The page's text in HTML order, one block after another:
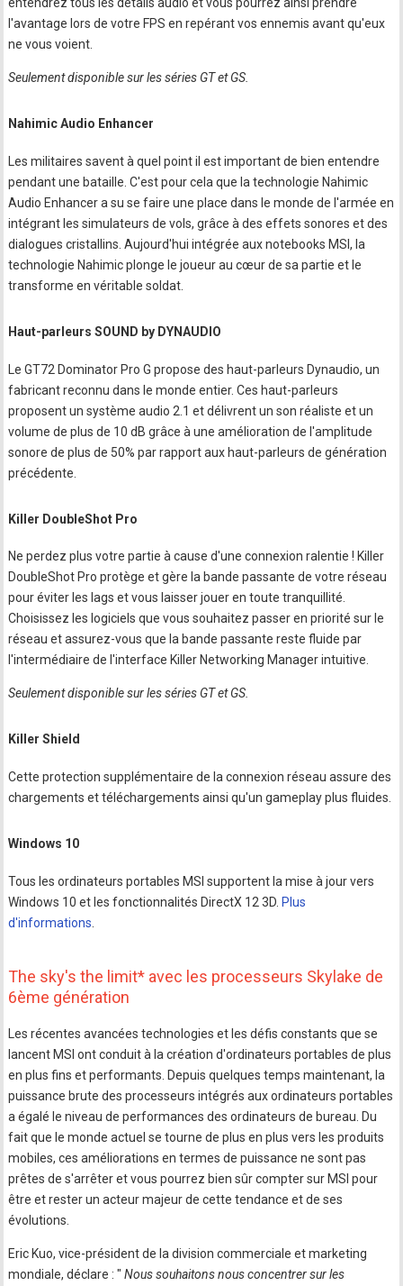
entendrez tous les détails audio et vous pourrez ainsi prendre
l'avantage lors de votre FPS en repérant vos ennemis avant qu'eux
ne vous voient.
Seulement disponible sur les séries GT et GS.
Nahimic Audio Enhancer
Les militaires savent à quel point il est important de bien entendre
pendant une bataille. C'est pour cela que la technologie Nahimic
Audio Enhancer a su se faire une place dans le monde de l'armée en
intégrant les simulateurs de vols, grâce à des effets sonores et des
dialogues cristallins. Aujourd'hui intégrée aux notebooks MSI, la
technologie Nahimic plonge le joueur au cœur de sa partie et le
transforme en véritable soldat.
Haut-parleurs SOUND by DYNAUDIO
Le GT72 Dominator Pro G propose des haut-parleurs Dynaudio, un
fabricant reconnu dans le monde entier. Ces haut-parleurs
proposent un système audio 2.1 et délivrent un son réaliste et un
volume de plus de 10 dB grâce à une amélioration de l'amplitude
sonore de plus de 50% par rapport aux haut-parleurs de génération
précédente.
Killer DoubleShot Pro
Ne perdez plus votre partie à cause d'une connexion ralentie ! Killer
DoubleShot Pro protège et gère la bande passante de votre réseau
pour éviter les lags et vous laisser jouer en toute tranquillité.
Choisissez les logiciels que vous souhaitez passer en priorité sur le
réseau et assurez-vous que la bande passante reste fluide par
l'intermédiaire de l'interface Killer Networking Manager intuitive.
Seulement disponible sur les séries GT et GS.
Killer Shield
Cette protection supplémentaire de la connexion réseau assure des
chargements et téléchargements ainsi qu'un gameplay plus fluides.
Windows 10
Tous les ordinateurs portables MSI supportent la mise à jour vers
Windows 10 et les fonctionnalités DirectX 12 3D.Plus
d'informations
The sky's the limit* avec les processeurs Skylake de
6ème génération
Les récentes avancées technologies et les défis constants que se
lancent MSI ont conduit à la création d'ordinateurs portables de plus
en plus fins et performants. Depuis quelques temps maintenant, la
puissance brute des processeurs intégrés aux ordinateurs portables
a égalé le niveau de performances des ordinateurs de bureau. Du
fait que le monde actuel se tourne de plus en plus vers les produits
mobiles, ces améliorations en termes de puissance ne sont pas
prêtes de s'arrêter et vous pourrez bien sûr compter sur MSI pour
être et rester un acteur majeur de cette tendance et de ses
évolutions.
Eric Kuo, vice-président de la division commerciale et marketing
mondiale, déclare : " Nous souhaitons nous concentrer sur les